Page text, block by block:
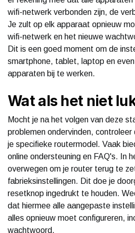
wifi-netwerk verbonden zijn, de
Je zult op elk apparaat opnieuw
wifi-netwerk en het nieuwe
Dit is een goed moment om de
smartphone, tablet, laptop en
apparaten bij te werken.
Wat als het niet
Mocht je na het volgen van deze
problemen ondervinden, controleer
je specifieke routermodel. Vaak
online ondersteuning en FAQ's. In
overwegen om je router terug te
fabrieksinstellingen. Dit doe je
resetknop ingedrukt te houden.
dat hiermee alle aangepaste
alles opnieuw moet configureren,
wachtwoord.